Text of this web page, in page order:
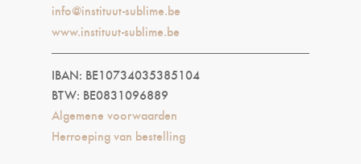
info@instituut-sublime.be
www.instituut-sublime.be
IBAN: BE10734035385104
BTW: BE0831096889
Algemene voorwaarden
Herroeping van bestelling